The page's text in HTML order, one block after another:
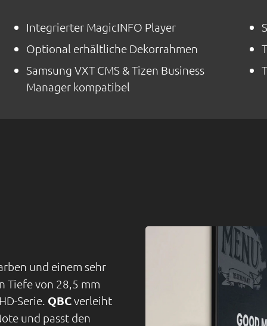
Integrierter MagicINFO Player
Optional erhältliche Dekorrahmen
Samsung VXT CMS & Tizen Business
Manager kompatibel
und einem sehr
Tiefe von 28,5 mm
Serie. QBCverleiht
und passt den